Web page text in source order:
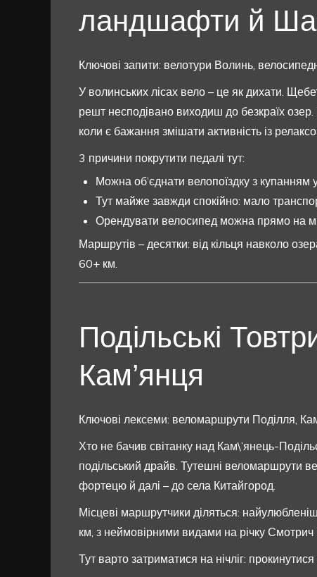
ландшафти й
Ключові запити: велотури Волинь,
У волинських лісах вело – це як дихати.
решт несподівано виходиш до безкраїх
коли є бажання змішати активність із
3 причини покрутити педалі тут:
Можна об’єднати велопоїздку з купанням
Тут майже завжди спокійно: мало
Орендувати велосипед можна прямо на
Маршрутів – десятки: від кільця навколо
60+ км.
Подільські
Кам’янця
Ключові лексеми: веломаршрути Поділля,
Хто не бачив світанку над Кам\’янець-
подільський драйв. Тутешні веломаршрути
фортецю й далі – до села Китайгород.
Місцеві маршрутчики діляться:
км, з неймовірними видами на річку Смотрич
Тут варто затриматися на нічліг: